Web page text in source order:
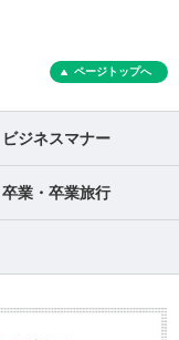
ページトップへ
ビジネスマナー
卒業・卒業旅行